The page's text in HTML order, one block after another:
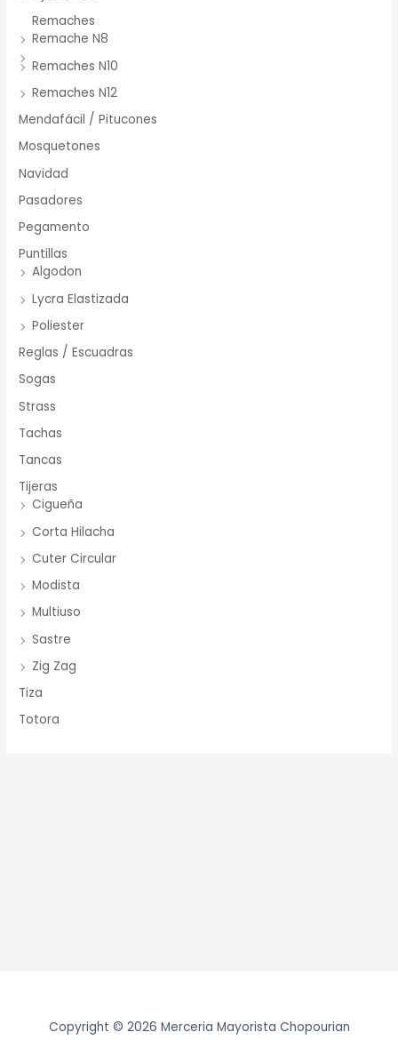
Remaches
Remache N8
Remaches N10
Remaches N12
Mendafácil / Pitucones
Mosquetones
Navidad
Pasadores
Pegamento
Puntillas
Algodon
Lycra Elastizada
Poliester
Reglas / Escuadras
Sogas
Strass
Tachas
Tancas
Tijeras
Cigueña
Corta Hilacha
Cuter Circular
Modista
Multiuso
Sastre
Zig Zag
Tiza
Totora
Copyright © 2026 Merceria Mayorista Chopourian